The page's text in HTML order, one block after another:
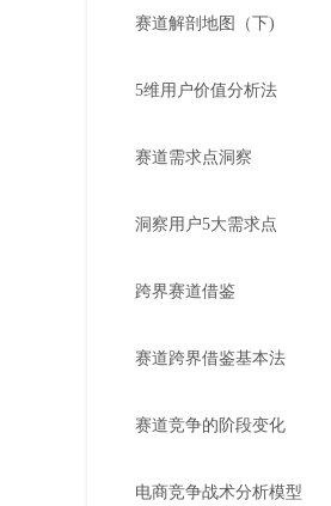
赛道解剖地图（下)
5维用户价值分析法
赛道需求点洞察
洞察用户5大需求点
跨界赛道借鉴
赛道跨界借鉴基本法
赛道竞争的阶段变化
电商竞争战术分析模型